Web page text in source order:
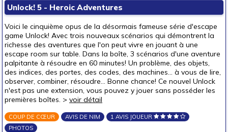
Unlock! 5 - Heroic Adventures
Voici le cinquième opus de la désormais fameuse série d'escape
game Unlock! Avec trois nouveaux scénarios qui démontrent la
richesse des aventures que l'on peut vivre en jouant à une
escape room sur table. Dans la boîte, 3 scénarios d'une aventure
palpitante à résoudre en 60 minutes! Un problème, des objets,
des indices, des portes, des codes, des machines... à vous de lire,
observer, combiner, résoudre... Bonne chance! Ce nouvel Unlock
n'est pas une extension, vous pouvez y jouer sans posséder les
premières boîtes. > voir détail
COUP DE CŒUR AVIS DE NIM
1 AVIS JOUEUR
PHOTOS